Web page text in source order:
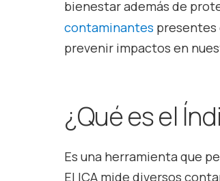
bienestar además de
contaminantes presentes
prevenir impactos en
¿Qué es el
Es una herramienta que
El ICA mide diversos